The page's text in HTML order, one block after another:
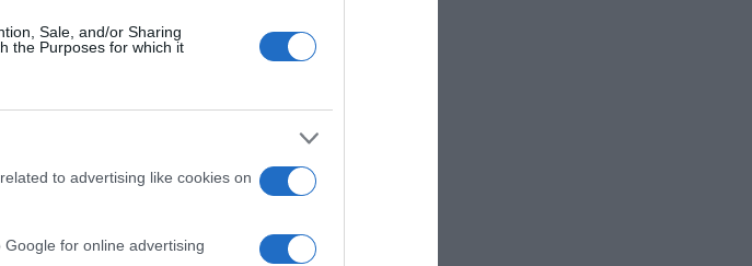
Sale, and/or Sharing
the Purposes for which it
to advertising like cookies on
for online advertising